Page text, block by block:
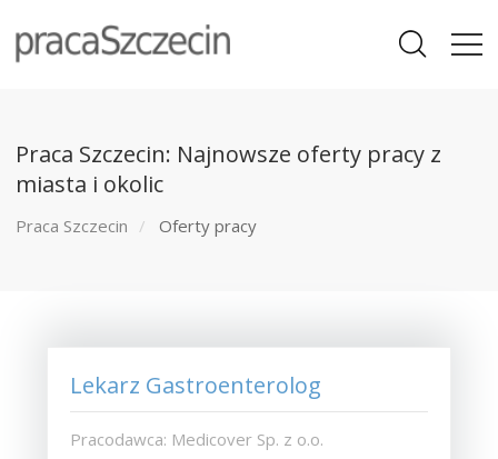
Praca Szczecin: Najnowsze oferty pracy z
miasta i okolic
Praca Szczecin Oferty pracy
Lekarz Gastroenterolog
Pracodawca: Medicover Sp. z o.o.